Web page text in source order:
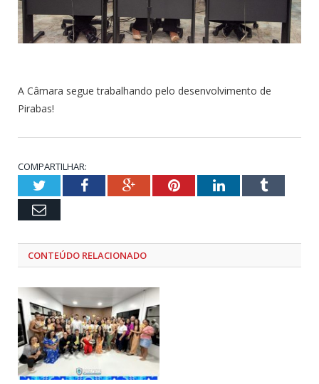
A Câmara segue trabalhando pelo desenvolvimento de
Pirabas!
COMPARTILHAR:
TwitterFacebookGoogle+PinterestLinkedInTumblr
Email
CONTEÚDO RELACIONADO